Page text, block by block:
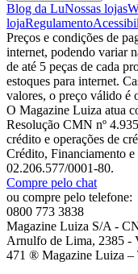
Blog da LuNossas lojas
lojaRegulamento
Preços e condições de
internet, podendo variar
de até 5 peças de cada
estoques para internet.
valores, o preço válido é
O Magazine Luiza atua
Resolução CMN nº
crédito e operações de
Crédito, Financiamento
02.206.577/0001-80.
Compre pelo chat
ou compre pelo telefone:
0800 773 3838
Magazine Luiza S/A -
Arnulfo de Lima, 2385 -
471 ® Magazine Luiza –